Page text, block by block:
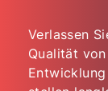
Verlassen
Qualität